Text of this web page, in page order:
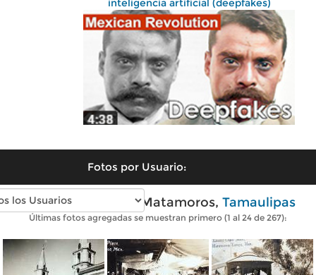
inteligencia artificial (deepfakes)
Fotos por Usuario:
Fotos antiguas de Matamoros, Tamaulipas
Últimas fotos agregadas se muestran primero (1 al 24 de 267):